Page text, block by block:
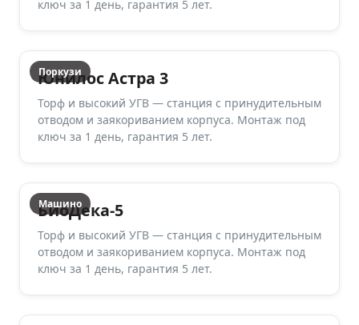
ключ за 1 день, гарантия 5 лет.
Поркузи
Юнилос Астра 3
Торф и высокий УГВ — станция с принудительным
отводом и заякориванием корпуса. Монтаж под
ключ за 1 день, гарантия 5 лет.
Машино
БиоДека-5
Торф и высокий УГВ — станция с принудительным
отводом и заякориванием корпуса. Монтаж под
ключ за 1 день, гарантия 5 лет.